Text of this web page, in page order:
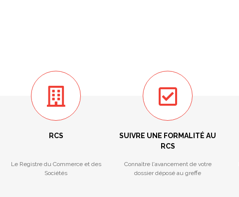
RCS
Le Registre du Commerce et des
Sociétés
SUIVRE UNE FORMALITÉ AU
RCS
Connaître l'avancement de votre
dossier déposé au greffe